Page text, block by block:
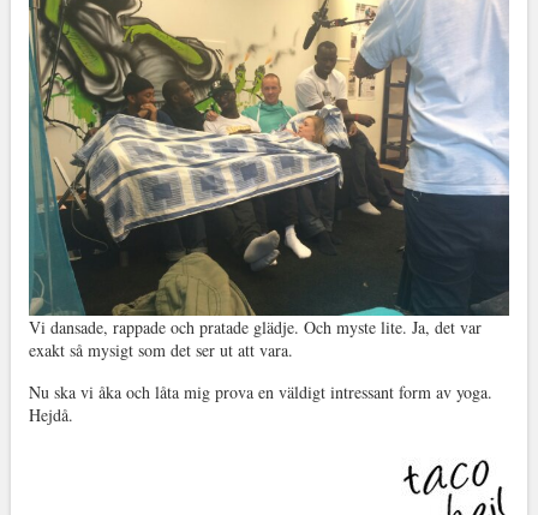
Vi dansade, rappade och pratade glädje. Och myste lite. Ja, det var
exakt så mysigt som det ser ut att vara.
Nu ska vi åka och låta mig prova en väldigt intressant form av yoga.
Hejdå.